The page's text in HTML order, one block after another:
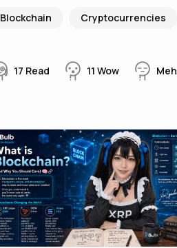
Blockchain Cryptocurrencies
17 Read 11 Wow Meh